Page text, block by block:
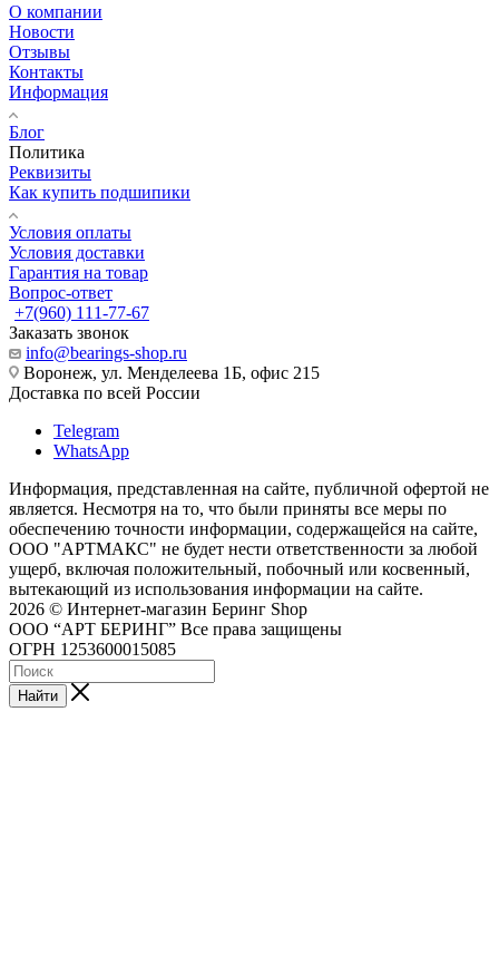
О компании
Новости
Отзывы
Контакты
Информация
Блог
Политика
Реквизиты
Как купить подшипики
Условия оплаты
Условия доставки
Гарантия на товар
Вопрос-ответ
+7(960) 111-77-67
Заказать звонок
info@bearings-shop.ru
Воронеж, ул. Менделеева 1Б, офис 215
Доставка по всей России
Telegram
WhatsApp
Информация, представленная на сайте, публичной офертой не
является. Несмотря на то, что были приняты все меры по
обеспечению точности информации, содержащейся на сайте,
ООО "АРТМАКС" не будет нести ответственности за любой
ущерб, включая положительный, побочный или косвенный,
вытекающий из использования информации на сайте.
2026 © Интернет-магазин Беринг Shop
ООО “АРТ БЕРИНГ” Все права защищены
ОГРН 1253600015085
Найти